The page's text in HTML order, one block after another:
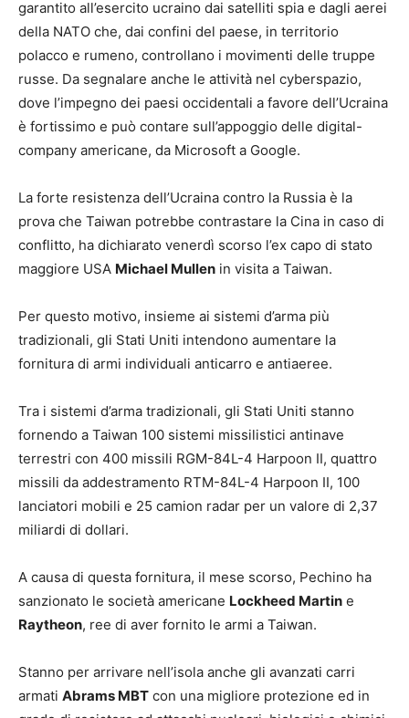
garantito all’esercito ucraino dai satelliti spia e dagli aerei
della NATO che, dai confini del paese, in territorio
polacco e rumeno, controllano i movimenti delle truppe
russe. Da segnalare anche le attività nel cyberspazio,
dove l’impegno dei paesi occidentali a favore dell’Ucraina
è fortissimo e può contare sull’appoggio delle digital-
company americane, da Microsoft a Google.
La forte resistenza dell’Ucraina contro la Russia è la
prova che Taiwan potrebbe contrastare la Cina in caso di
conflitto, ha dichiarato venerdì scorso l’ex capo di stato
maggiore USA Michael Mullen in visita a Taiwan.
Per questo motivo, insieme ai sistemi d’arma più
tradizionali, gli Stati Uniti intendono aumentare la
fornitura di armi individuali anticarro e antiaeree.
Tra i sistemi d’arma tradizionali, gli Stati Uniti stanno
fornendo a Taiwan 100 sistemi missilistici antinave
terrestri con 400 missili RGM-84L-4 Harpoon II, quattro
missili da addestramento RTM-84L-4 Harpoon II, 100
lanciatori mobili e 25 camion radar per un valore di 2,37
miliardi di dollari.
A causa di questa fornitura, il mese scorso, Pechino ha
sanzionato le società americane Lockheed Martin e
Raytheon, ree di aver fornito le armi a Taiwan.
Stanno per arrivare nell’isola anche gli avanzati carri
armati Abrams MBT con una migliore protezione ed in